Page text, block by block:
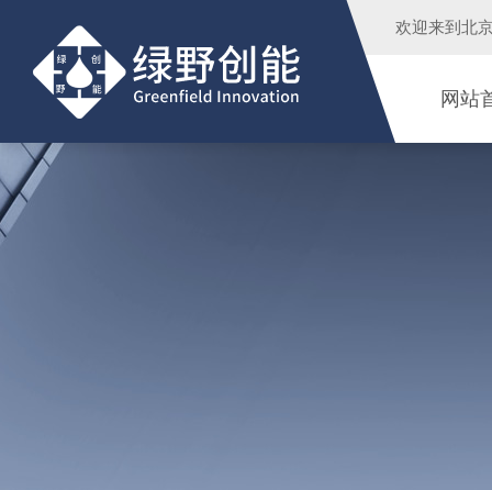
欢迎来到 北
网站